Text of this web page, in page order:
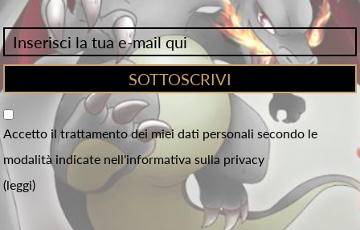
Accetto il trattamento dei miei dati personali secondo le
modalità indicate nell'informativa sulla privacy
(leggi)